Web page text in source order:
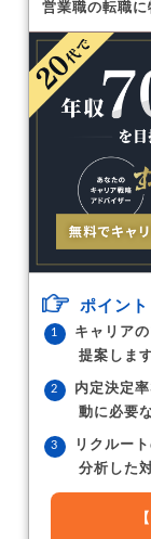
営業職の転職に
ポイント
キャリア
提案します
内定決定
動に必要
リクルー
分析した